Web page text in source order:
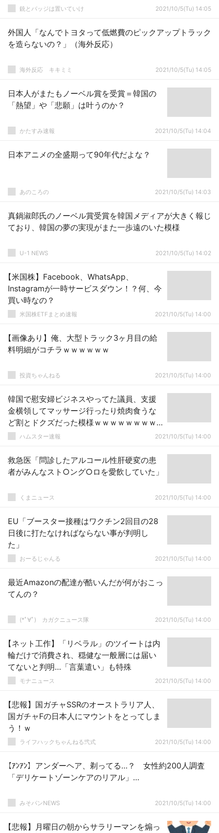
銃とバッジは置いていけ 2021/10/5(Tu) 14:05
外国人「なんでトヨタって低燃費のピックアップトラック
を造らないの？」（海外反応）
­海外反応 キキミミ 2021/10/5(Tu) 14:05
日本人がまたもノーベル賞を受賞＝韓国の
「熱望」や「悲願」は叶うのか？
かたすみ速報 2021/10/5(Tu) 14:04
日本アニメの全盛期って90年代だよな？
あのころの 2021/10/5(Tu) 14:03
真鍋淑郎氏のノーベル賞受賞を韓国メディアが大きく報じ
ており、韓国の夢の実現がまた一歩遠のいた模様
U-1 NEWS 2021/10/5(Tu) 14:02
【米国株】Facebook、WhatsApp、
Instagramが一時サービスダウン！？何、今
買い時なの？
米国株ETFまとめ速報 2021/10/5(Tu) 14:00
【画像あり】俺、大型トラック3ヶ月目の給
料明細がコチラｗｗｗｗｗｗ
投資ちゃんねる 2021/10/5(Tu) 14:00
韓国で慰安婦ビジネスやってた議員、支援
金横領してマッサージ行ったり焼肉食うな
ど割とドクズだった模様ｗｗｗｗｗｗｗｗ
ｗｗハムスター速報 2021/10/5(Tu) 14:00
救急医「問診したアルコール性肝硬変の患
者がみんなスト○ング○ロを愛飲していた」
くまニュース 2021/10/5(Tu) 14:00
EU「ブースター接種はワクチン2回目の28
日後に打たなければならない事が判明し
た」
おーるじゃんる 2021/10/5(Tu) 14:00
最近Amazonの配達が酷いんだが何がおこっ
てんの？
(*ﾟ∀ﾟ)ゞカガクニュース隊 2021/10/5(Tu) 14:00
【ネット工作】「リベラル」のツイートは内
輪だけで消費され、穏健な一般層には届い
てないと判明…「言葉遣い」も特殊
モナニュース 2021/10/5(Tu) 14:00
【悲報】国ガチャSSRのオーストラリア人、
国ガチャFの日本人にマウントをとってしま
う！ｗ
ライフハックちゃんねる弐式 2021/10/5(Tu) 14:00
【ｱﾝｱﾝ】アンダーヘア、剃ってる…？ 女性約200人調査
「デリケートゾーンケアのリアル」…
みそパンNEWS 2021/10/5(Tu) 14:00
【悲報】月曜日の朝からサラリーマンを煽っ